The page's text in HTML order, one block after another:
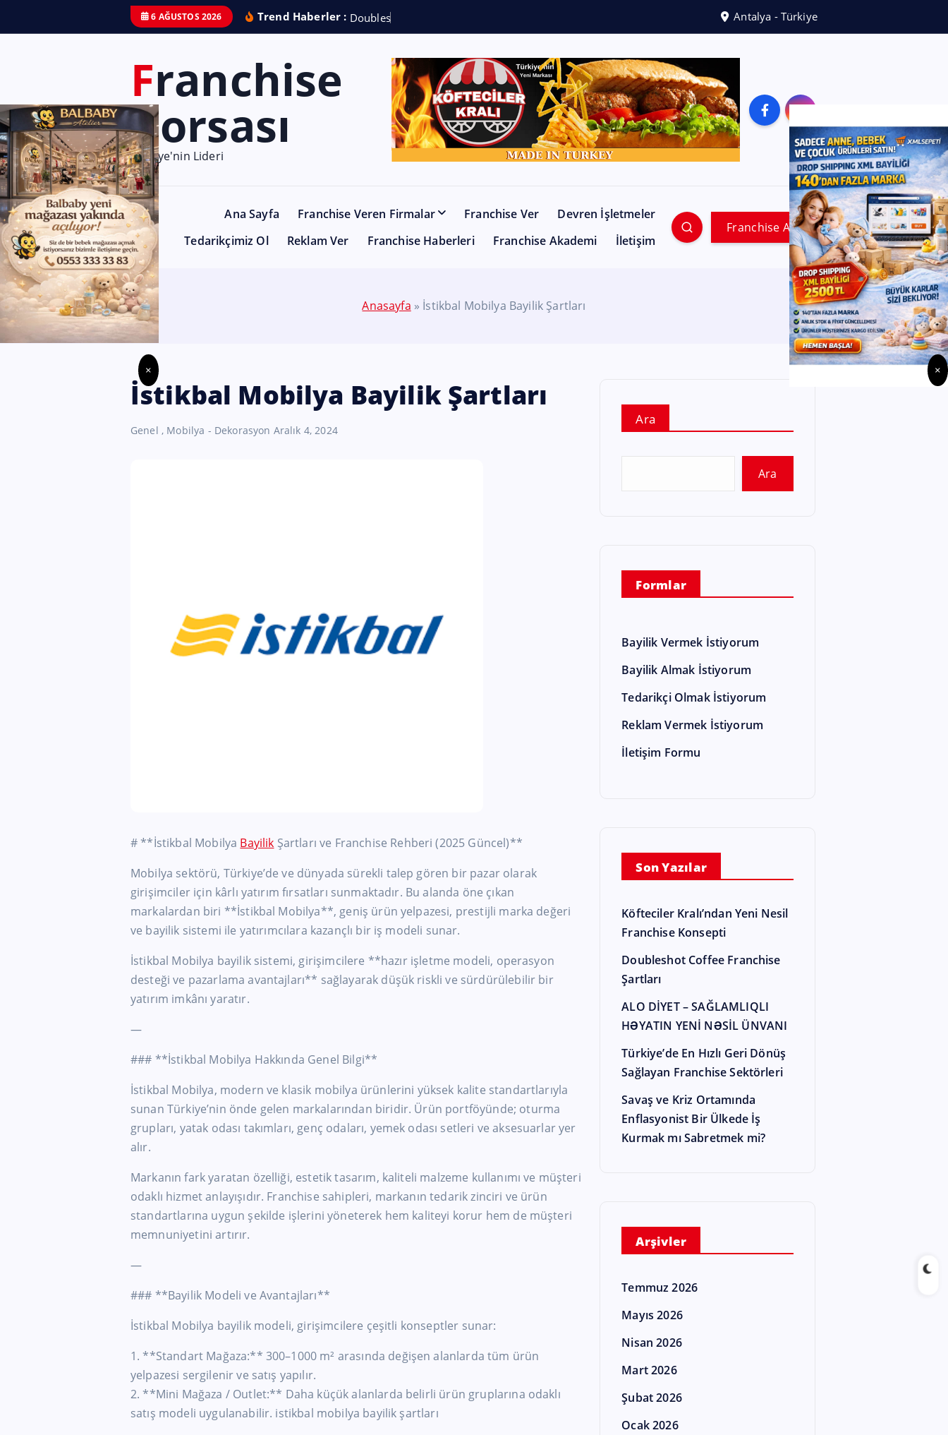
6 AĞUSTOS 2026 Trend Haberler : Doublesh Antalya - Türkiye
Franchise
Borsası
Türkiye'nin Lideri
Ana Sayfa Franchise Veren Firmalar Franchise Ver
Devren İşletmeler
Tedarikçimiz Ol
Reklam Ver Franchise Haberleri Franchise Akademi İletişim
Franchise Ara
Anasayfa » İstikbal Mobilya Bayilik Şartları
İstikbal Mobilya Bayilik Şartları
Genel , Mobilya - Dekorasyon Aralık 4, 2024
# **İstikbal Mobilya Bayilik Şartları ve Franchise Rehberi (2025 Güncel)**
Mobilya sektörü, Türkiye’de ve dünyada sürekli talep gören bir pazar olarak
girişimciler için kârlı yatırım fırsatları sunmaktadır. Bu alanda öne çıkan
markalardan biri **İstikbal Mobilya**, geniş ürün yelpazesi, prestijli marka değeri
ve bayilik sistemi ile yatırımcılara kazançlı bir iş modeli sunar.
İstikbal Mobilya bayilik sistemi, girişimcilere **hazır işletme modeli, operasyon
desteği ve pazarlama avantajları** sağlayarak düşük riskli ve sürdürülebilir bir
yatırım imkânı yaratır.
—
### **İstikbal Mobilya Hakkında Genel Bilgi**
İstikbal Mobilya, modern ve klasik mobilya ürünlerini yüksek kalite standartlarıyla
sunan Türkiye’nin önde gelen markalarından biridir. Ürün portföyünde; oturma
grupları, yatak odası takımları, genç odaları, yemek odası setleri ve aksesuarlar yer
alır.
Markanın fark yaratan özelliği, estetik tasarım, kaliteli malzeme kullanımı ve müşteri
odaklı hizmet anlayışıdır. Franchise sahipleri, markanın tedarik zinciri ve ürün
standartlarına uygun şekilde işlerini yöneterek hem kaliteyi korur hem de müşteri
memnuniyetini artırır.
—
### **Bayilik Modeli ve Avantajları**
İstikbal Mobilya bayilik modeli, girişimcilere çeşitli konseptler sunar:
1. **Standart Mağaza:** 300–1000 m² arasında değişen alanlarda tüm ürün
yelpazesi sergilenir ve satış yapılır.
2. **Mini Mağaza / Outlet:** Daha küçük alanlarda belirli ürün gruplarına odaklı
satış modeli uygulanabilir. istikbal mobilya bayilik şartları
Ara
Ara
Formlar
Bayilik Vermek İstiyorum
Bayilik Almak İstiyorum
Tedarikçi Olmak İstiyorum
Reklam Vermek İstiyorum
İletişim Formu
Son Yazılar
Köfteciler Kralı’ndan Yeni Nesil
Franchise Konsepti
Doubleshot Coffee Franchise
Şartları
ALO DİYET – SAĞLAMLIQLI
HƏYATIN YENİ NƏSİL ÜNVANI
Türkiye’de En Hızlı Geri Dönüş
Sağlayan Franchise Sektörleri
Savaş ve Kriz Ortamında
Enflasyonist Bir Ülkede İş
Kurmak mı Sabretmek mi?
Arşivler
Temmuz 2026
Mayıs 2026
Nisan 2026
Mart 2026
Şubat 2026
Ocak 2026
× ×